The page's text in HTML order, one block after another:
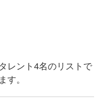
レント4名のリストで
す。